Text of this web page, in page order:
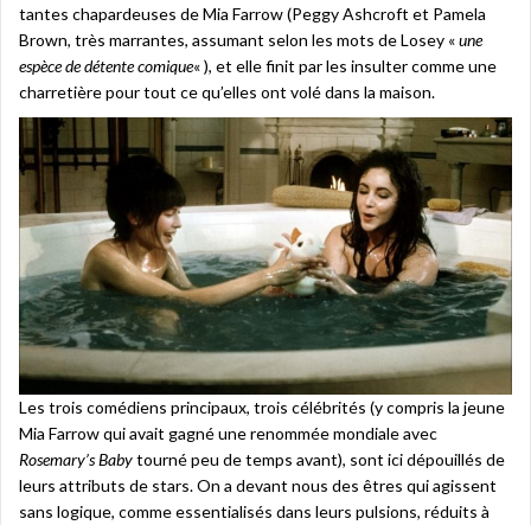
tantes chapardeuses de Mia Farrow (Peggy Ashcroft et Pamela
Brown, très marrantes, assumant selon les mots de Losey «une
espèce de détente comique« ), et elle finit par les insulter comme une
charretière pour tout ce qu’elles ont volé dans la maison.
Les trois comédiens principaux, trois célébrités (y compris la jeune
Mia Farrow qui avait gagné une renommée mondiale avec
Rosemary’s Babytourné peu de temps avant), sont ici dépouillés de
leurs attributs de stars. On a devant nous des êtres qui agissent
sans logique, comme essentialisés dans leurs pulsions, réduits à